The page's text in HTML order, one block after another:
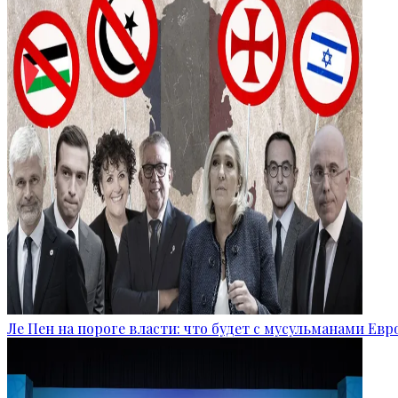
Ле Пен на пороге власти: что будет с мусульманами